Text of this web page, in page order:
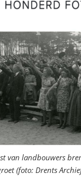
van landbouwers
(foto: Drents